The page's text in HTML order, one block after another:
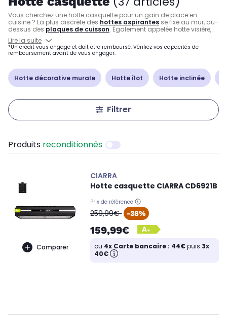
Vous cherchez une hotte casquette pour un gain de place en
cuisine ? La plus discrète des hottes aspirantes se fixe au mur, au-
dessus des plaques de cuisson. Également appelée hotte visière,
elle peut se fixer sous un meuble pour optimiser une petite cuisine.
Vous disposez d’un tuyau ? Choisissez une hotte casquette à
évacuation. Dans le cas contraire, optez simplement pour une hotte
à recyclage, tout aussi discrète et sans conduit d’aération !
Lire la suite
*Un crédit vous engage et doit être remboursé. Vérifiez vos capacités de
remboursement avant de vous engager.
Hotte décorative murale Hotte îlot Hotte inclinée
Filtrer
Produits reconditionnés
Comparer
CIARRA
Hotte casquette CIARRA CD6921B
Prix de référence
oldPrice
259,99€ -38%
159,99€
ou 4x Carte bancaire : 44€puis 3x
40€